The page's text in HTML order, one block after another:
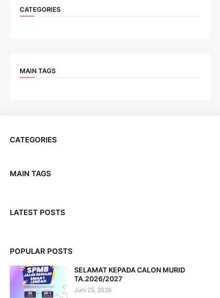
CATEGORIES
MAIN TAGS
CATEGORIES
MAIN TAGS
LATEST POSTS
POPULAR POSTS
SELAMAT KEPADA CALON MURID
TA.2026/2027
Juni 25, 2026